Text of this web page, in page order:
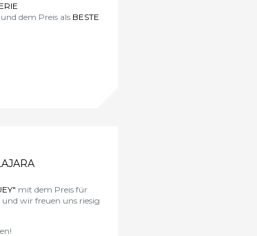
dem Preis als BESTE
mit dem Preis für
wir freuen uns riesig